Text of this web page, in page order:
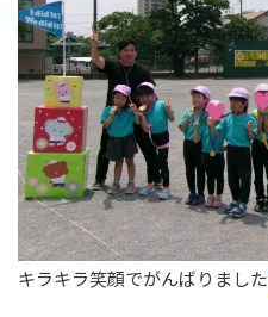
キラキラ笑顔でがんばりました